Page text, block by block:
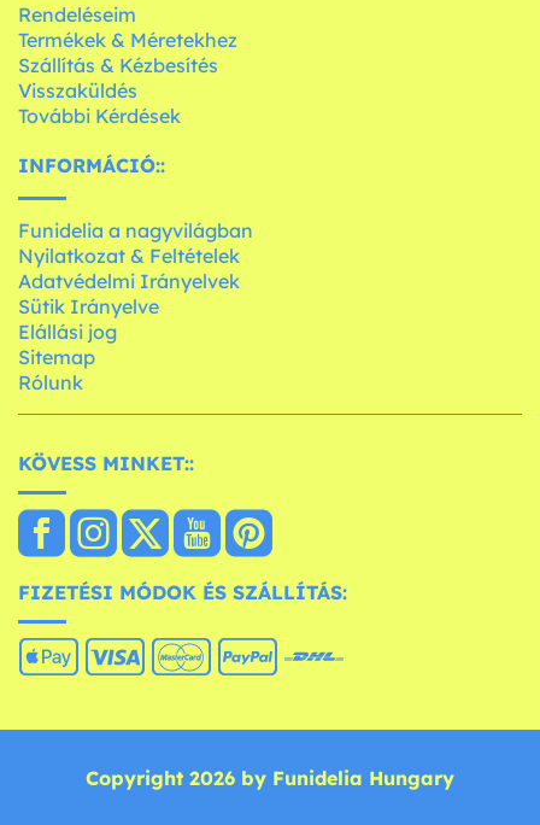
Rendeléseim
Termékek & Méretekhez
Szállítás & Kézbesítés
Visszaküldés
További Kérdések
INFORMÁCIÓ::
Funidelia a nagyvilágban
Nyilatkozat & Feltételek
Adatvédelmi Irányelvek
Sütik Irányelve
Elállási jog
Sitemap
Rólunk
KÖVESS MINKET::
FIZETÉSI MÓDOK ÉS SZÁLLÍTÁS:
Copyright 2026 by Funidelia Hungary